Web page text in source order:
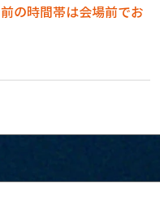
の時間帯は会場前でお